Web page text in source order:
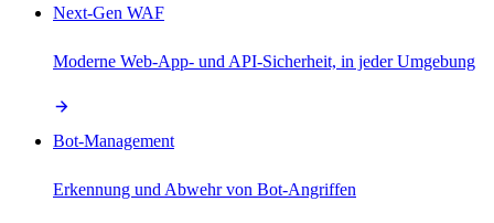
Next-Gen WAF
Moderne Web-App- und API-Sicherheit, in jeder Umgebung
Bot-Management
Erkennung und Abwehr von Bot-Angriffen